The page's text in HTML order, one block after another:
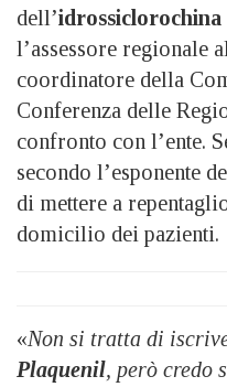
dell’idrossiclorochina
l’assessore regionale
coordinatore della
Conferenza delle
confronto con l’ente.
secondo l’esponente
di mettere a
domicilio dei pazienti.
«Non si tratta di
Plaquenil, però credo